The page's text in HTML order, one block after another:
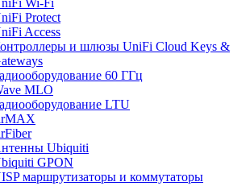
Wi-Fi
Protect
Access
и шлюзы UniFi Cloud Keys &
60 ГГц
MLO
LTU
Ubiquiti
GPON
маршрутизаторы и коммутаторы